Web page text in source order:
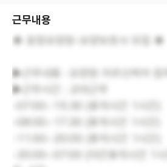
근무내용
◈ 효정요양원-요양보호사 모집 ◈
▶근무내용 : 요양원 어르신케어 업무
▶근무시간 : 교대근무